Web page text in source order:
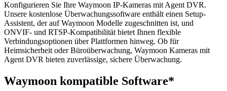
Konfigurieren Sie Ihre Waymoon IP-Kameras mit Agent DVR.
Unsere kostenlose Überwachungssoftware enthält einen Setup-
Assistent, der auf Waymoon Modelle zugeschnitten ist, und
ONVIF- und RTSP-Kompatibilität bietet Ihnen flexible
Verbindungsoptionen über Plattformen hinweg. Ob für
Heimsicherheit oder Büroüberwachung, Waymoon Kameras mit
Agent DVR bieten zuverlässige, sichere Überwachung.
Waymoon kompatible Software*